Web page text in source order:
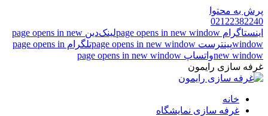
پرش به محتوا
02122382240
اینستاگرام page opens in new window
لینک‌دین page opens in new
windowپینترست page opens in new window
تلگرام page opens in
new windowواتساپ page opens in new window
غرفه سازی رایمون
خانه
غرفه سازی نمایشگاه